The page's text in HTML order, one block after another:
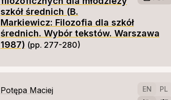
szkół średnich (B.
Markiewicz: Filozofia dla szkół
średnich. Wybór tekstów. Warszawa
1987) (pp. 277-280)
EN PL
Potępa Maciej